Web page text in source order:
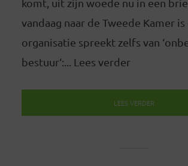
vandaag naar de Tweede Kamer is
organisatie spreekt zelfs van
bestuur‘:... Lees verder
LEES VERDER